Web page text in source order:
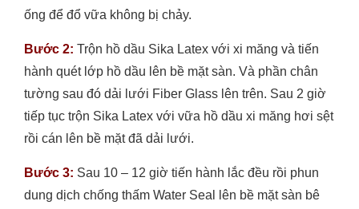
ống để đổ vữa không bị chảy.
Bước 2: Trộn hồ dầu Sika Latex với xi măng và tiến
hành quét lớp hồ dầu lên bề mặt sàn. Và phần chân
tường sau đó dải lưới Fiber Glass lên trên. Sau 2 giờ
tiếp tục trộn Sika Latex với vữa hồ dầu xi măng hơi sệt
rồi cán lên bề mặt đã dải lưới.
Bước 3: Sau 10 – 12 giờ tiến hành lắc đều rồi phun
dung dịch chống thấm Water Seal lên bề mặt sàn bê